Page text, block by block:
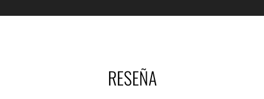
RESEÑA